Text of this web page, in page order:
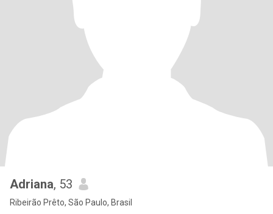
Adriana, 53
Ribeirão Prêto, São Paulo, Brasil